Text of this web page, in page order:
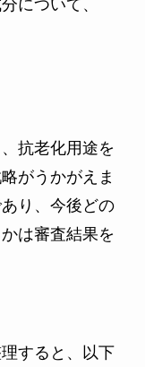
について、
抗老化用途を
がうかがえま
り、今後どの
は審査結果を
すると、以下